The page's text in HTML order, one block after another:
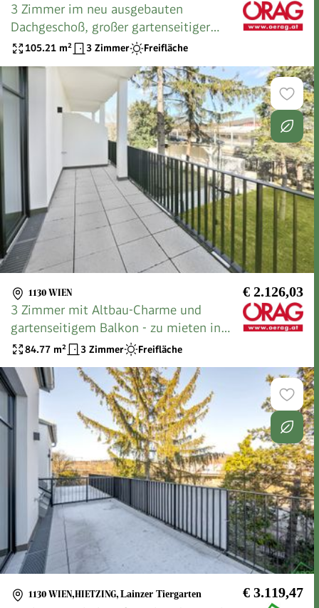
3 Zimmer im neu ausgebauten
Dachgeschoß, großer gartenseitiger
Balkon, Grünblick - zu mieten 1130 Wien
105.21 m² 3 Zimmer Freifläche
1130 WIEN € 2.126,03
3 Zimmer mit Altbau-Charme und
gartenseitigem Balkon - zu mieten in
1130 Wien
84.77 m² 3 Zimmer Freifläche
1130 WIEN,HIETZING, Lainzer Tiergarten € 3.119,47